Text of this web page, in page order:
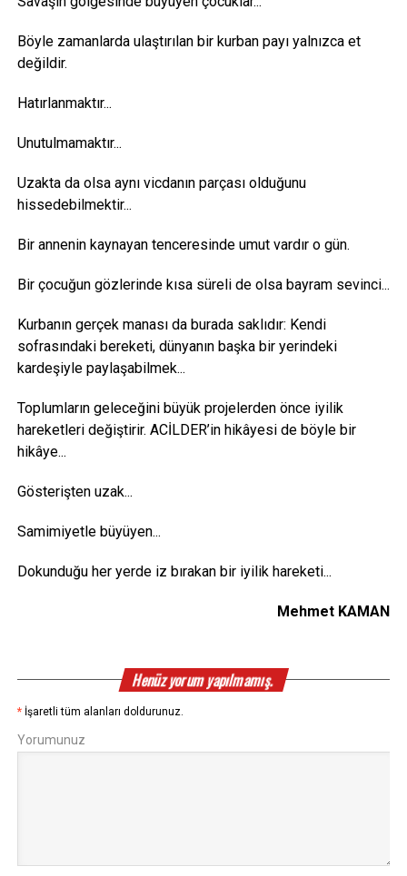
Böyle zamanlarda ulaştırılan bir kurban payı yalnızca et
değildir.
Hatırlanmaktır...
Unutulmamaktır...
Uzakta da olsa aynı vicdanın parçası olduğunu
hissedebilmektir...
Bir annenin kaynayan tenceresinde umut vardır o gün.
Bir çocuğun gözlerinde kısa süreli de olsa bayram sevinci...
Kurbanın gerçek manası da burada saklıdır: Kendi
sofrasındaki bereketi, dünyanın başka bir yerindeki
kardeşiyle paylaşabilmek...
Toplumların geleceğini büyük projelerden önce iyilik
hareketleri değiştirir. ACİLDER’in hikâyesi de böyle bir
hikâye...
Gösterişten uzak...
Samimiyetle büyüyen...
Dokunduğu her yerde iz bırakan bir iyilik hareketi...
Mehmet KAMAN
Henüz yorum yapılmamış.
* İşaretli tüm alanları doldurunuz.
Yorumunuz